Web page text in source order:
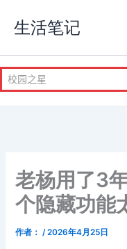
容
生活笔记
老杨用了3
个隐藏功能
作者： /2026年4月25日